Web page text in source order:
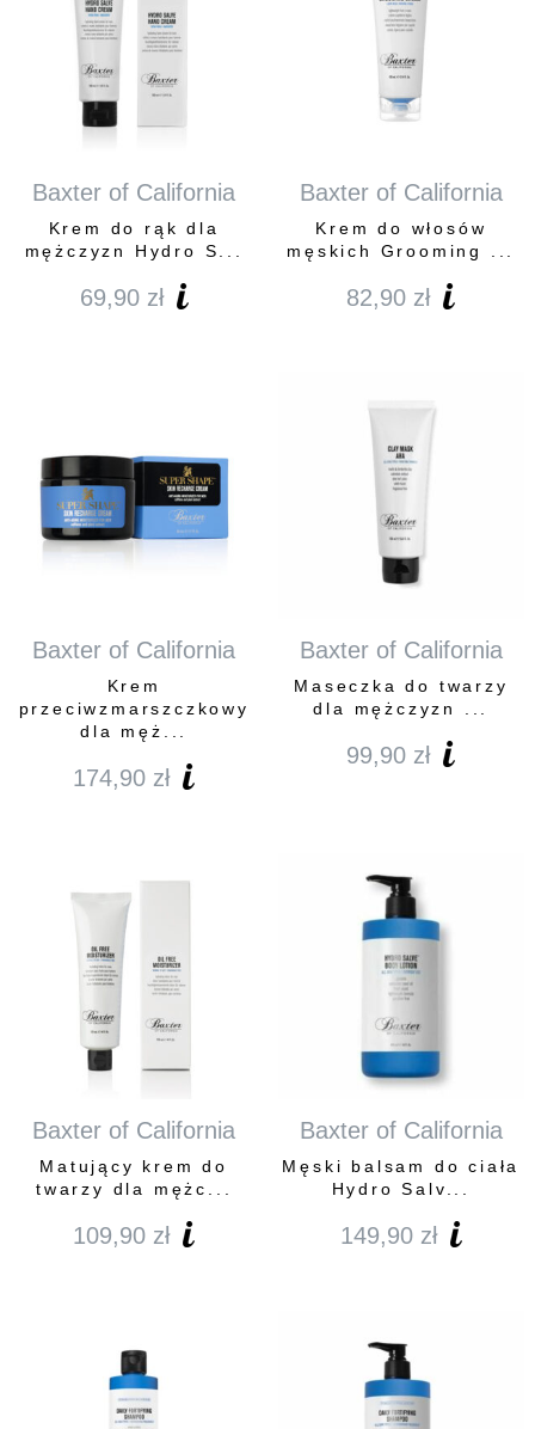
Baxter of California
Krem do rąk dla
mężczyzn Hydro S...
69,90 zł
Baxter of California
Krem do włosów
męskich Grooming ...
82,90 zł
Baxter of California
Krem
przeciwzmarszczkowy
dla męż...
174,90 zł
Baxter of California
Maseczka do twarzy
dla mężczyzn ...
99,90 zł
Baxter of California
Matujący krem do
twarzy dla mężc...
109,90 zł
Baxter of California
Męski balsam do ciała
Hydro Salv...
149,90 zł